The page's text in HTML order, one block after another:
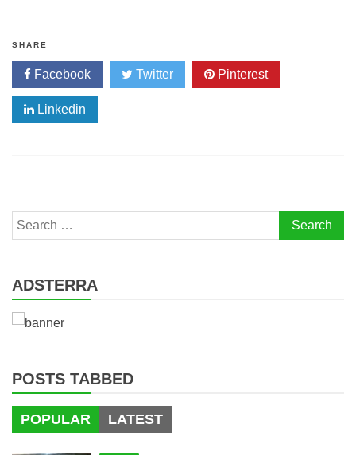
SHARE
Facebook Twitter Pinterest
Linkedin
Search
for:
ADSTERRA
POSTS TABBED
POPULAR LATEST